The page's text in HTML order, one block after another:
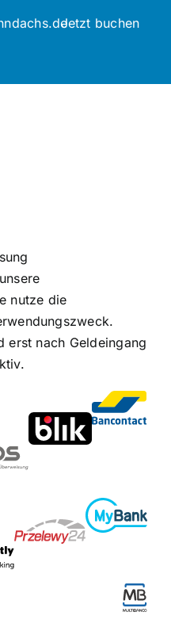
Jetzt buchen
nutze die
erst nach Geldeingang